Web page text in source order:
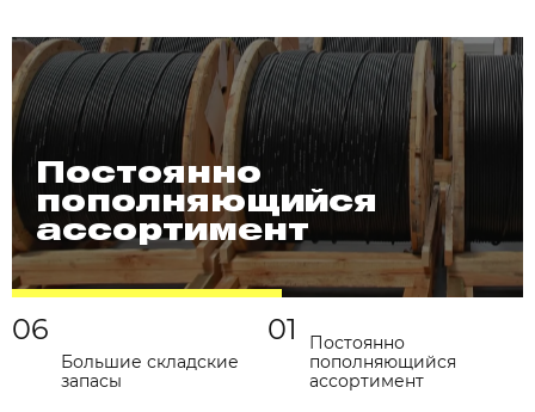
Постоянно
пополняющийся
ассортимент
06
Большие складские
запасы
01
Постоянно
пополняющийся
ассортимент